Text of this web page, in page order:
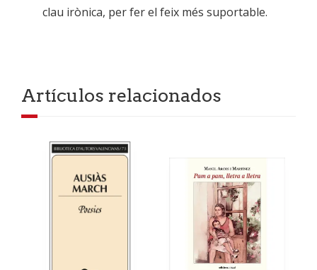
clau irònica, per fer el feix més suportable.
Artículos relacionados